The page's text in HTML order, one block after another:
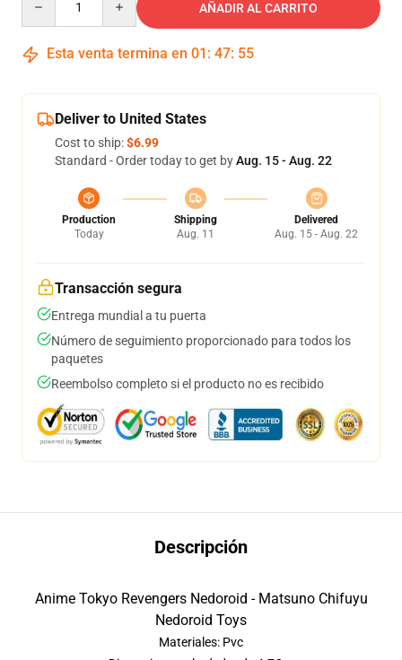
AÑADIR AL CARRITO
Esta venta termina en 01 : 47: 54
Deliver to United States
Cost to ship:$6.99
Standard - Order today to get byAug. 15 - Aug. 22
Production
Today
Shipping
Aug. 11
Delivered
Aug. 15 - Aug. 22
Transacción segura
Entrega mundial a tu puerta
Número de seguimiento proporcionado para todos los
paquetes
Reembolso completo si el producto no es recibido
Descripción
Anime Tokyo Revengers Nedoroid - Matsuno Chifuyu
Nedoroid Toys
Materiales: Pvc